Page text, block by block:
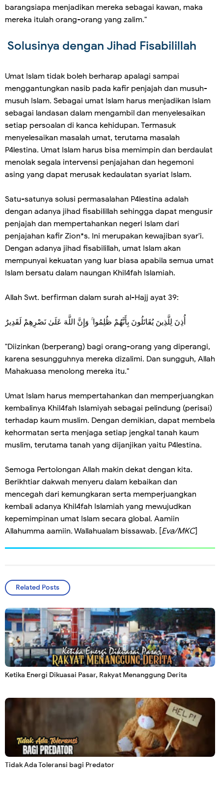
barangsiapa menjadikan mereka sebagai kawan, maka
mereka itulah orang-orang yang zalim."
Solusinya dengan Jihad Fisabilillah
Umat Islam tidak boleh berharap apalagi sampai
menggantungkan nasib pada kafir penjajah dan musuh-
musuh Islam. Sebagai umat Islam harus menjadikan Islam
sebagai landasan dalam mengambil dan menyelesaikan
setiap persoalan di kanca kehidupan. Termasuk
menyelesaikan masalah umat, terutama masalah
P4lestina. Umat Islam harus bisa memimpin dan berdaulat
menolak segala intervensi penjajahan dan hegemoni
asing yang dapat merusak kedaulatan syariat Islam.
Satu-satunya solusi permasalahan P4lestina adalah
dengan adanya jihad fisabilillah sehingga dapat mengusir
penjajah dan mempertahankan negeri Islam dari
penjajahan kafir Zion*s. Ini merupakan kewajiban syar'i.
Dengan adanya jihad fisabilillah, umat Islam akan
mempunyai kekuatan yang luar biasa apabila semua umat
Islam bersatu dalam naungan Khil4fah Islamiah.
Allah Swt. berfirman dalam surah al-Hajj ayat 39:
أُذِنَ لِلَّذِينَ يُقَاتَلُونَ بِأَنَّهُمْ ظُلِمُوا ۚ وَإِنَّ اللَّهَ عَلَىٰ نَصْرِهِمْ لَقَدِيرٌ
"Diizinkan (berperang) bagi orang-orang yang diperangi,
karena sesungguhnya mereka dizalimi. Dan sungguh, Allah
Mahakuasa menolong mereka itu."
Umat Islam harus mempertahankan dan memperjuangkan
kembalinya Khil4fah Islamiyah sebagai pelindung (perisai)
terhadap kaum muslim. Dengan demikian, dapat membela
kehormatan serta menjaga setiap jengkal tanah kaum
muslim, terutama tanah yang dijanjikan yaitu P4lestina.
Semoga Pertolongan Allah makin dekat dengan kita.
Berikhtiar dakwah menyeru dalam kebaikan dan
mencegah dari kemungkaran serta memperjuangkan
kembali adanya Khil4fah Islamiah yang mewujudkan
kepemimpinan umat Islam secara global. Aamiin
Allahumma aamiin. Wallahualam bissawab. [Eva/MKC]
Related Posts
Ketika Energi Dikuasai Pasar, Rakyat Menanggung Derita
Tidak Ada Toleransi bagi Predator